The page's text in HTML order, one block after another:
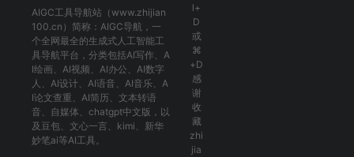
AIGC工具导航站（www.zhijian
100.cn）简称： AIGC导航 ，一
个全网最全的生成式人工智能工
具导航平台，分类包括AI写作 、 A
I绘画 、 AI视频 、 AI办公 、 AI数字
人 、 AI设计、 AI语音、 AI音乐、 A
I论文查重 、 AI简历 、 文本转语
音、 自媒体 、 chatgpt中文版 ，以
及 豆包、 文心一言 、 kimi 、 新华
妙笔ai等AI工具。
l+
D
或
⌘
+D
感
谢
收
藏
zhi
jia